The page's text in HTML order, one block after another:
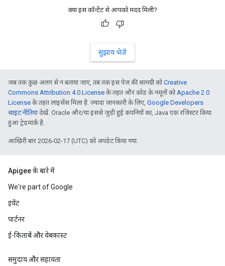
क्या इस कॉन्टेंट से आपको मदद मिली?
सुझाव भेजें
जब तक कुछ अलग से न बताया जाए, तब तक इस पेज की सामग्री कोCreative
Commons Attribution 4.0 License के तहत और कोड के नमूनों कोApache 2.0
License के तहत लाइसेंस मिला है. ज़्यादा जानकारी के लिए, Google Developers
साइट नीतियांदेखें. Oracle और/या इससे जुड़ी हुई कंपनियों का, Java एक रजिस्टर किया
हुआ ट्रेडमार्क है.
आखिरी बार 2026-02-17 (UTC) को अपडेट किया गया.
Apigee के बारे में
We're part of Google
इवेंट
पार्टनर
ई-किताबें और वेबकास्ट
समुदाय और सहायता